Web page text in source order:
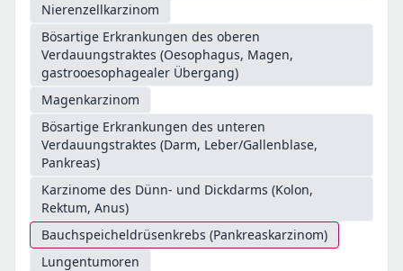
Nierenzellkarzinom
Bösartige Erkrankungen des oberen
Verdauungstraktes (Oesophagus, Magen,
gastrooesophagealer Übergang)
Magenkarzinom
Bösartige Erkrankungen des unteren
Verdauungstraktes (Darm, Leber/Gallenblase,
Pankreas)
Karzinome des Dünn- und Dickdarms (Kolon,
Rektum, Anus)
Bauchspeicheldrüsenkrebs (Pankreaskarzinom)
Lungentumoren